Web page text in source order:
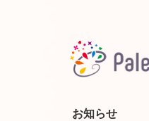
お知らせ